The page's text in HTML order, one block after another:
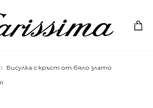
Висулка с кръст от бяло злато